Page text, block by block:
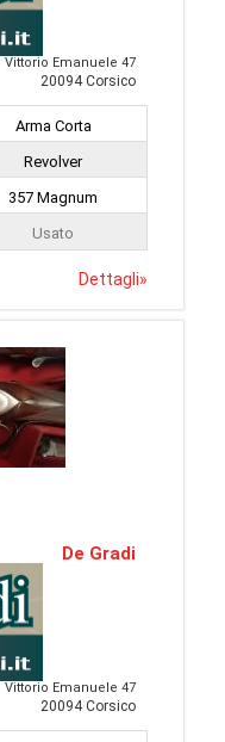
Vittorio Emanuele 47
20094 Corsico
Arma Corta
Revolver
357 Magnum
Usato
Dettagli»
De Gradi
Vittorio Emanuele 47
20094 Corsico